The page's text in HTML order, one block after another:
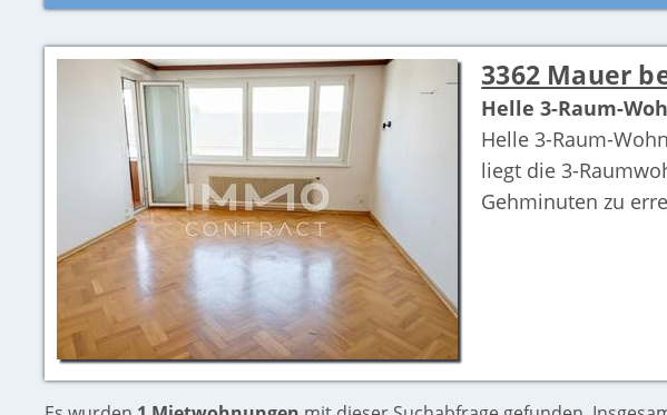
3362 Mauer
Helle 3-Raum-
Helle 3-Raum-
liegt die 3-
Gehminuten zu